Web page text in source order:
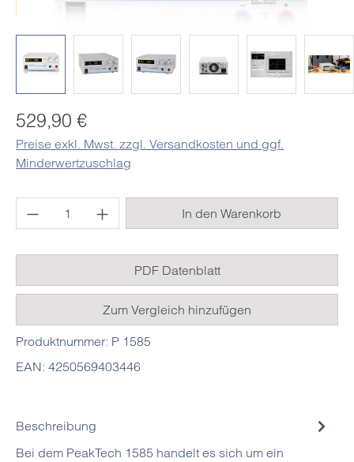
Regulärer Preis:
529,90 €
Preise exkl. Mwst. zzgl. Versandkosten und ggf.
Minderwertzuschlag
Produkt Anzahl: Gib den gewünschten
In den Warenkorb
PDF Datenblatt
Zum Vergleich hinzufügen
Produktnummer: P 1585
EAN: 4250569403446
Beschreibung
Bei dem PeakTech 1585 handelt es sich um ein